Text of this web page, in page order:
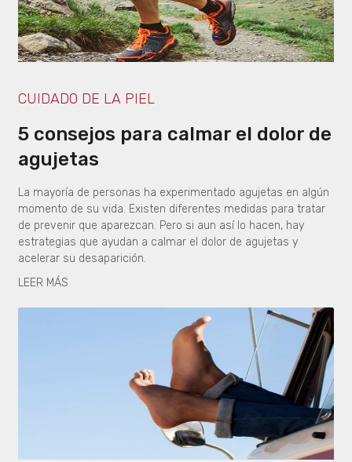
CUIDADO DE LA PIEL
5 consejos para calmar el dolor de
agujetas
La mayoría de personas ha experimentado agujetas en algún
momento de su vida. Existen diferentes medidas para tratar
de prevenir que aparezcan. Pero si aun así lo hacen, hay
estrategias que ayudan a calmar el dolor de agujetas y
acelerar su desaparición.
LEER MÁS